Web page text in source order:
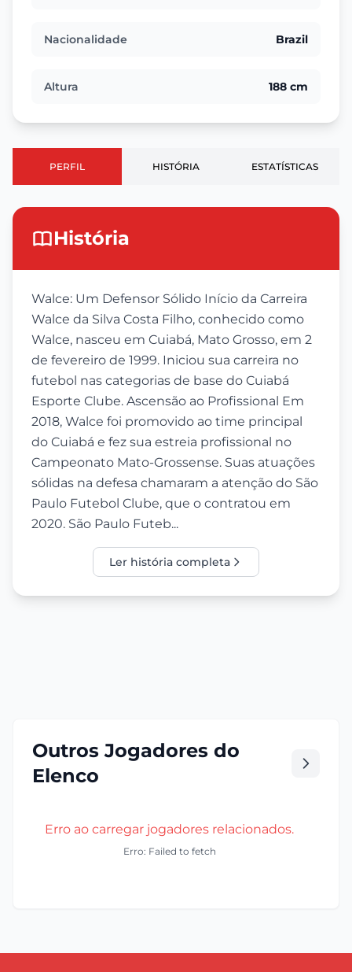
Nacionalidade Brazil
Altura 188 cm
PERFIL HISTÓRIA ESTATÍSTICAS
História
Walce: Um Defensor Sólido Início da Carreira
Walce da Silva Costa Filho, conhecido como
Walce, nasceu em Cuiabá, Mato Grosso, em 2
de fevereiro de 1999. Iniciou sua carreira no
futebol nas categorias de base do Cuiabá
Esporte Clube. Ascensão ao Profissional Em
2018, Walce foi promovido ao time principal
do Cuiabá e fez sua estreia profissional no
Campeonato Mato-Grossense. Suas atuações
sólidas na defesa chamaram a atenção do São
Paulo Futebol Clube, que o contratou em
2020. São Paulo Futeb...
Ler história completa
Outros Jogadores do
Elenco
Erro ao carregar jogadores relacionados.
Erro: Failed to fetch